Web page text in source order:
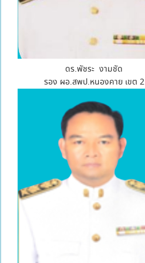
ดร.พัชระ งามชัด
รอง ผอ.สพป.หนองคาย เขต 2